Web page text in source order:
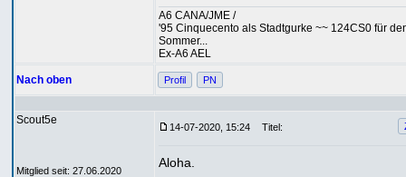
A6 CANA/JME /
'95 Cinquecento als Stadtgurke ~~ 124CS0 für
Sommer...
Ex-A6 AEL
Nach oben Profil PN
Scout5e
Mitglied seit: 27.06.2020
14-07-2020, 15:24 Titel:
Aloha.